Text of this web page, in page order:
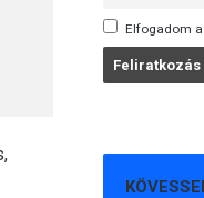
Elfogadom